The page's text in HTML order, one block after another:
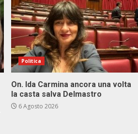
Politica
On. Ida Carmina ancora una volta
la casta salva Delmastro
6 Agosto 2026